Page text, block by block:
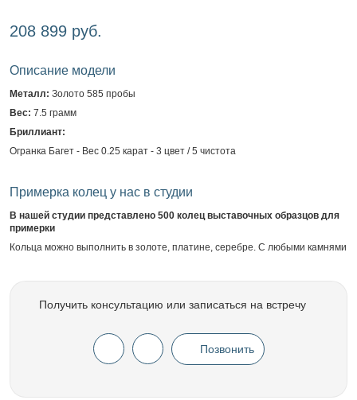
208 899 руб.
Описание модели
Металл: Золото 585 пробы
Вес: 7.5 грамм
Бриллиант:
Огранка Багет - Вес 0.25 карат - 3 цвет / 5 чистота
Примерка колец у нас в студии
В нашей студии представлено 500 колец выставочных образцов для
примерки
Кольца можно выполнить в золоте, платине, серебре. С любыми камнями
Получить консультацию или записаться на встречу
Позвонить